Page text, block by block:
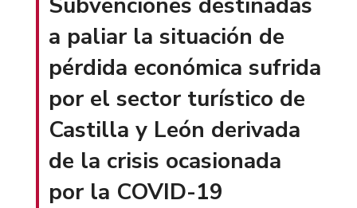
a paliar la situación de
pérdida económica sufrida
por el sector turístico de
Castilla y León derivada
de la crisis ocasionada
por la COVID-19